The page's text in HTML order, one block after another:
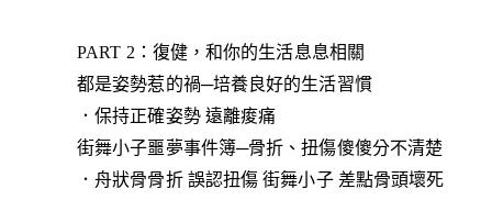
PART 2：復健，和你的生活息息相關
都是姿勢惹的禍─培養良好的生活習慣
．保持正確姿勢 遠離痠痛
街舞小子噩夢事件簿─骨折、扭傷傻傻分不清楚
．舟狀骨骨折 誤認扭傷 街舞小子 差點骨頭壞死